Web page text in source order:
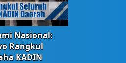
Nasional:
Rangkul
KADIN